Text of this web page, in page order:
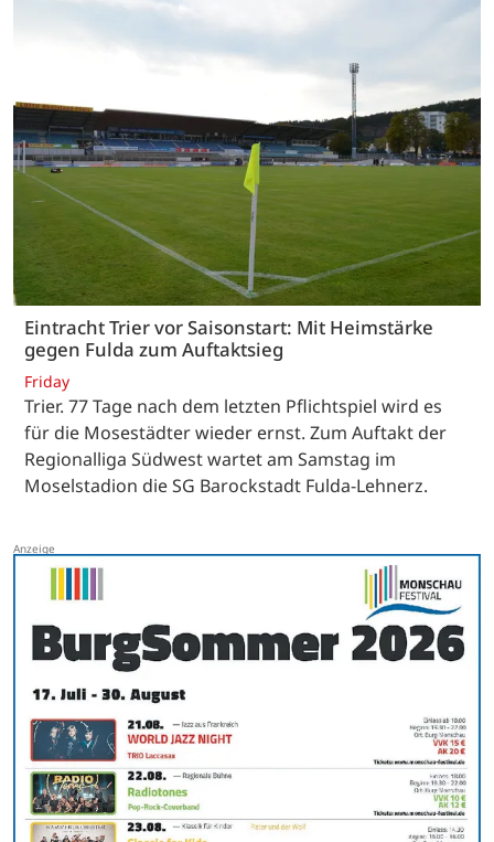
Eintracht Trier vor Saisonstart: Mit Heimstärke
gegen Fulda zum Auftaktsieg
Friday
Trier. 77 Tage nach dem letzten Pflichtspiel wird es
für die Mosestädter wieder ernst. Zum Auftakt der
Regionalliga Südwest wartet am Samstag im
Moselstadion die SG Barockstadt Fulda-Lehnerz.